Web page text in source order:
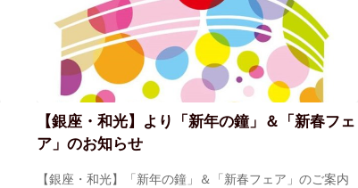
【銀座・和光】より「新年の鐘」＆「新春フェ
ア」のお知らせ
【銀座・和光】「新年の鐘」＆「新春フェア」のご案内